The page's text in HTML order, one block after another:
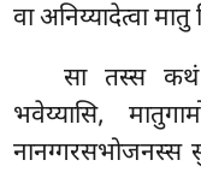
वा अनिय्यादेत्वा मातु
सा तस्स कथं
भवेय्यासि,
नानग्गरसभोजनस्स